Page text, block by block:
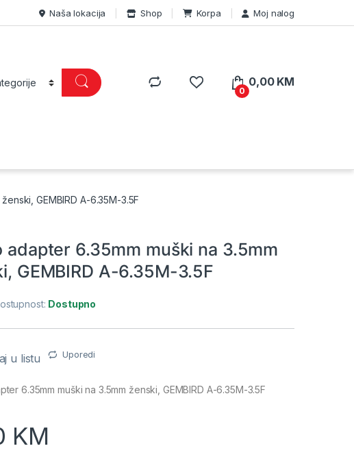
Naša lokacija Shop Korpa Moj nalog
0
0,00 KM
GEMBIRD A-6.35M-3.5F
adapter 6.35mm muški na 3.5mm
GEMBIRD A-6.35M-3.5F
Dostupno
u listu Uporedi
6.35mm muški na 3.5mm ženski, GEMBIRD A-6.35M-3.5F
KM